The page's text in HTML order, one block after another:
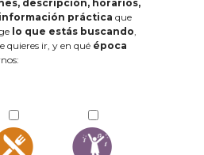
descripción, horarios,
práctica que
lo que estás buscando,
quieres ir, y en qué época